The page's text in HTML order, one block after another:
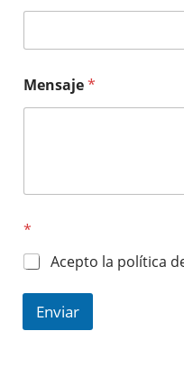
Mensaje*
*
Acepto la política
Enviar